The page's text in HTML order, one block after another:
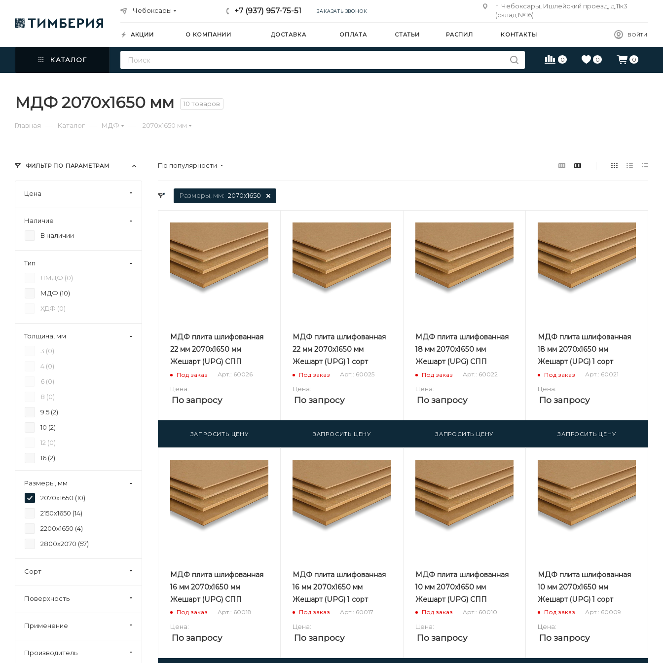
Чебоксары +7 (937) 957-75-51 ЗАКАЗАТЬ ЗВОНОК
г. Чебоксары, Ишлейский проезд, д.11к3
(склад №16)
ВОЙТИ
АКЦИИ О КОМПАНИИ ДОСТАВКА ОПЛАТА СТАТЬИ РАСПИЛ КОНТАКТЫ
0 0 0
КАТАЛОГ
МДФ 2070х1650 мм 10 товаров
Главная — Каталог — МДФ — 2070х1650 мм
По популярности
Размеры, мм: 2070х1650
МДФ плита шлифованная
22 мм 2070х1650 мм
Жешарт (UPG) СПП
Под заказ Арт.: 60026
Цена:
По запросу
ЗАПРОСИТЬ ЦЕНУ
МДФ плита шлифованная
22 мм 2070х1650 мм
Жешарт (UPG) 1 сорт
Под заказ Арт.: 60025
Цена:
По запросу
ЗАПРОСИТЬ ЦЕНУ
МДФ плита шлифованная
18 мм 2070х1650 мм
Жешарт (UPG) СПП
Под заказ Арт.: 60022
Цена:
По запросу
ЗАПРОСИТЬ ЦЕНУ
МДФ плита шлифованная
18 мм 2070х1650 мм
Жешарт (UPG) 1 сорт
Под заказ Арт.: 60021
Цена:
По запросу
ЗАПРОСИТЬ ЦЕНУ
МДФ плита шлифованная
16 мм 2070х1650 мм
Жешарт (UPG) СПП
Под заказ Арт.: 60018
Цена:
По запросу
МДФ плита шлифованная
16 мм 2070х1650 мм
Жешарт (UPG) 1 сорт
Под заказ Арт.: 60017
Цена:
По запросу
МДФ плита шлифованная
10 мм 2070х1650 мм
Жешарт (UPG) СПП
Под заказ Арт.: 60010
Цена:
По запросу
МДФ плита шлифованная
10 мм 2070х1650 мм
Жешарт (UPG) 1 сорт
Под заказ Арт.: 60009
Цена:
По запросу
ФИЛЬТР ПО ПАРАМЕТРАМ
Цена
Наличие
В наличии
Тип
ЛМДФ (0)
МДФ (10)
ХДФ (0)
Толщина, мм
3 (0)
4 (0)
6 (0)
8 (0)
9.5 (2)
10 (2)
12 (0)
16 (2)
19 (
)
Размеры, мм
2070х1650 (10)
2150х1650 (14)
2200х1650 (4)
2800х2070 (57)
Сорт
Поверхность
Применение
Производитель